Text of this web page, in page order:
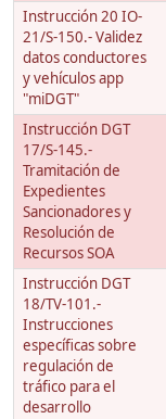
Instrucción 20 IO-
21/S-150.- Validez
datos conductores
y vehículos app
"miDGT"
Instrucción DGT
17/S-145.-
Tramitación de
Expedientes
Sancionadores y
Resolución de
Recursos SOA
Instrucción DGT
18/TV-101.-
Instrucciones
específicas sobre
regulación de
tráfico para el
desarrollo